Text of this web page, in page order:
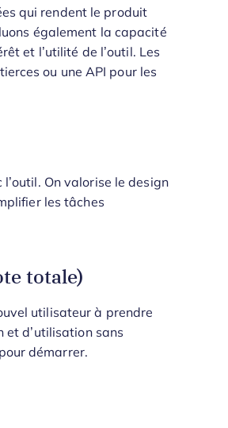
qui rendent le produit
également la capacité
et l’utilité de l’outil. Les
ou une API pour les
On valorise le design
les tâches
totale)
utilisateur à prendre
et d’utilisation sans
démarrer.